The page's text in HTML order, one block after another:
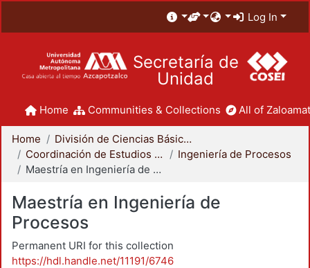
Log In
Secretaría de
Unidad
Home Communities & Collections All of
Home
División de Ciencias Básicas e Ingeniería
Coordinación de Estudios de Posgrado - CBI
Ingeniería de Procesos
Maestría en Ingeniería de Procesos
Maestría en Ingeniería de
Procesos
Permanent URI for this collection
https://hdl.handle.net/11191/6746